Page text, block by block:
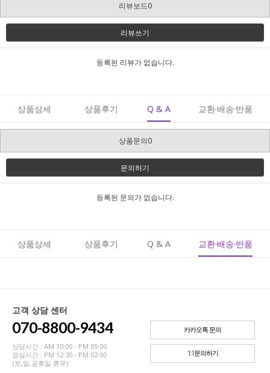
리뷰보드0
리뷰쓰기
등록된 리뷰가 없습니다.
상품상세 상품후기 Q & A 교환·배송·반품
상품문의0
문의하기
등록된 문의가 없습니다.
상품상세 상품후기 Q & A 교환·배송·반품
고객 상담 센터
070-8800-9434
상담시간 : AM 10:00 - PM 05:00
점심시간 : PM 12:30 - PM 02:00
(토,일,공휴일 휴무)
카카오톡 문의
1:1문의하기